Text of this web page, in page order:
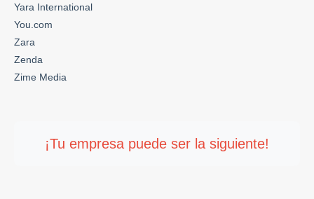
Yara International
You.com
Zara
Zenda
Zime Media
¡Tu empresa puede ser la siguiente!